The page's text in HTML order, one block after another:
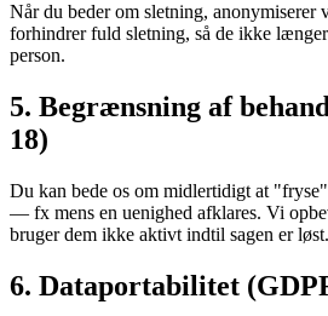
Når du beder om sletning, anonymiserer
forhindrer fuld sletning, så de ikke
person.
5. Begrænsning af
18)
Du kan bede os om midlertidigt at
— fx mens en uenighed afklares. Vi
bruger dem ikke aktivt indtil sagen er løst.
6. Dataportabilitet